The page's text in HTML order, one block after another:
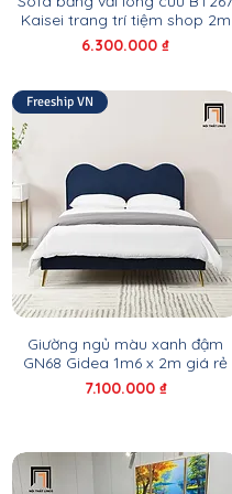
Kaisei trang trí tiệm shop 2m
Giá
6.300.000 ₫
Freeship VN
Giường ngủ màu xanh đậm
GN68 Gidea 1m6 x 2m giá rẻ
Giá
7.100.000 ₫